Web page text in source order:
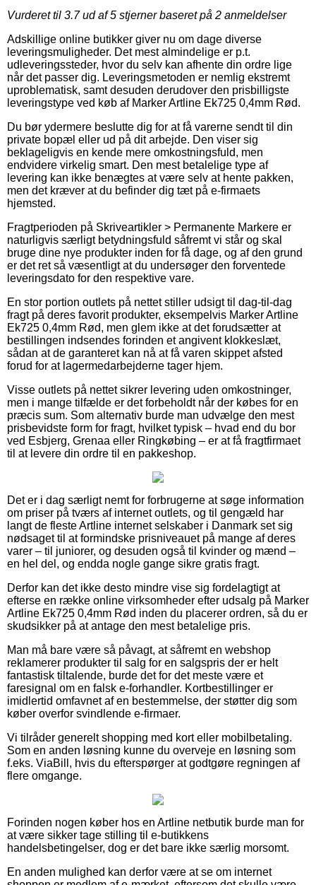
Vurderet til 3.7ud af 5 stjerner baseret på 2 anmeldelser
Adskillige online butikker giver nu om dage diverse
leveringsmuligheder. Det mest almindelige er p.t.
udleveringssteder, hvor du selv kan afhente din ordre lige
når det passer dig. Leveringsmetoden er nemlig ekstremt
uproblematisk, samt desuden derudover den prisbilligste
leveringstype ved køb af Marker Artline Ek725 0,4mm Rød.
Du bør ydermere beslutte dig for at få varerne sendt til din
private bopæl eller ud på dit arbejde. Den viser sig
beklageligvis en kende mere omkostningsfuld, men
endvidere virkelig smart. Den mest betalelige type af
levering kan ikke benægtes at være selv at hente pakken,
men det kræver at du befinder dig tæt på e-firmaets
hjemsted.
Fragtperioden på Skriveartikler > Permanente Markere er
naturligvis særligt betydningsfuld såfremt vi står og skal
bruge dine nye produkter inden for få dage, og af den grund
er det ret så væsentligt at du undersøger den forventede
leveringsdato for den respektive vare.
En stor portion outlets på nettet stiller udsigt til dag-til-dag
fragt på deres favorit produkter, eksempelvis Marker Artline
Ek725 0,4mm Rød, men glem ikke at det forudsætter at
bestillingen indsendes forinden et angivent klokkeslæt,
sådan at de garanteret kan nå at få varen skippet afsted
forud for at lagermedarbejderne tager hjem.
Visse outlets på nettet sikrer levering uden omkostninger,
men i mange tilfælde er det forbeholdt når der købes for en
præcis sum. Som alternativ burde man udvælge den mest
prisbevidste form for fragt, hvilket typisk – hvad end du bor
ved Esbjerg, Grenaa eller Ringkøbing – er at få fragtfirmaet
til at levere din ordre til en pakkeshop.
Det er i dag særligt nemt for forbrugerne at søge information
om priser på tværs af internet outlets, og til gengæld har
langt de fleste Artline internet selskaber i Danmark set sig
nødsaget til at formindske prisniveauet på mange af deres
varer – til juniorer, og desuden også til kvinder og mænd –
en hel del, og endda nogle gange sikre gratis fragt.
Derfor kan det ikke desto mindre vise sig fordelagtigt at
efterse en række online virksomheder efter udsalg på Marker
Artline Ek725 0,4mm Rød inden du placerer ordren, så du er
skudsikker på at antage den mest betalelige pris.
Man må bare være så påvagt, at såfremt en webshop
reklamerer produkter til salg for en salgspris der er helt
fantastisk tiltalende, burde det for det meste være et
faresignal om en falsk e-forhandler. Kortbestillinger er
imidlertid omfavnet af en bestemmelse, der støtter dig som
køber overfor svindlende e-firmaer.
Vi tilråder generelt shopping med kort eller mobilbetaling.
Som en anden løsning kunne du overveje en løsning som
f.eks. ViaBill, hvis du efterspørger at godtgøre regningen af
flere omgange.
Forinden nogen køber hos en Artline netbutik burde man for
at være sikker tage stilling til e-butikkens
handelsbetingelser, dog er det bare ikke særlig morsomt.
En anden mulighed kan derfor være at se om internet